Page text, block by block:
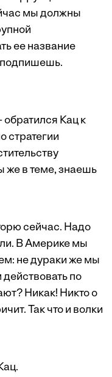
мы должны
ее название
подпишешь.
Кац к
стратегии
же в теме, знаешь
сейчас. Надо
В Америке мы
не дураки же мы
дейст­вовать по
Никак! Никто о
Так что и волки